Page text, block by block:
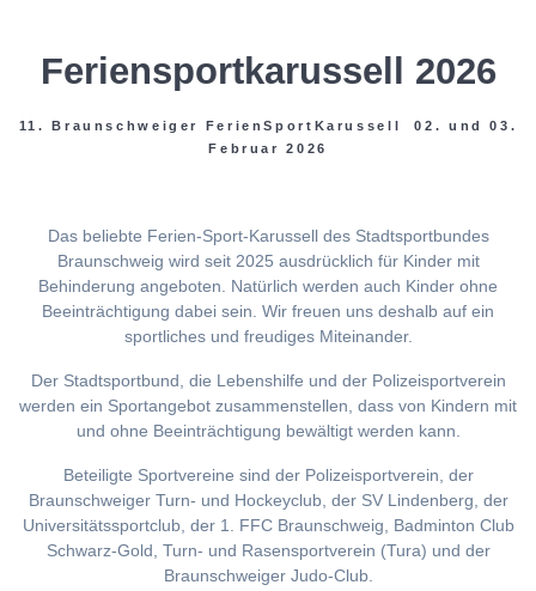
Feriensportkarussell 2026
11. Braunschweiger FerienSportKarussell 02. und 03.
Februar 2026
Das beliebte Ferien-Sport-Karussell des Stadtsportbundes
Braunschweig wird seit 2025 ausdrücklich für Kinder mit
Behinderung angeboten. Natürlich werden auch Kinder ohne
Beeinträchtigung dabei sein. Wir freuen uns deshalb auf ein
sportliches und freudiges Miteinander.
Der Stadtsportbund, die Lebenshilfe und der Polizeisportverein
werden ein Sportangebot zusammenstellen, dass von Kindern mit
und ohne Beeinträchtigung bewältigt werden kann.
Beteiligte Sportvereine sind der Polizeisportverein, der
Braunschweiger Turn- und Hockeyclub, der SV Lindenberg, der
Universitätssportclub, der 1. FFC Braunschweig, Badminton Club
Schwarz-Gold, Turn- und Rasensportverein (Tura) und der
Braunschweiger Judo-Club.